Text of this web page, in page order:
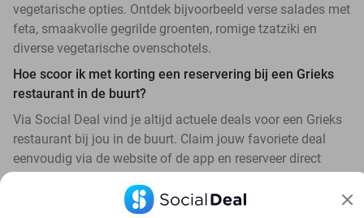
vegetarische opties. Ontdek bijvoorbeeld verse salades met
feta, smaakvolle gegrilde groenten, romige tzatziki en
diverse vegetarische ovenschotels.
Hoe scoor ik met korting een reservering bij een Grieks
restaurant in de buurt?
Via Social Deal vind je altijd actuele deals voor een Grieks
restaurant bij jou in de buurt. Claim jouw favoriete deal
eenvoudig via de website of de app en reserveer direct